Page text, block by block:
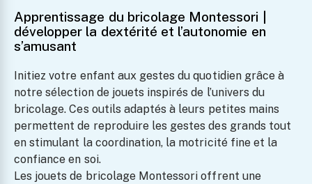
Apprentissage du bricolage Montessori |
développer la dextérité et l’autonomie en
s’amusant
Initiez votre enfant aux gestes du quotidien grâce à
notre sélection de jouets inspirés de l’univers du
bricolage. Ces outils adaptés à leurs petites mains
permettent de reproduire les gestes des grands tout
en stimulant la coordination, la motricité fine et la
confiance en soi.
Les jouets de bricolage Montessori offrent une